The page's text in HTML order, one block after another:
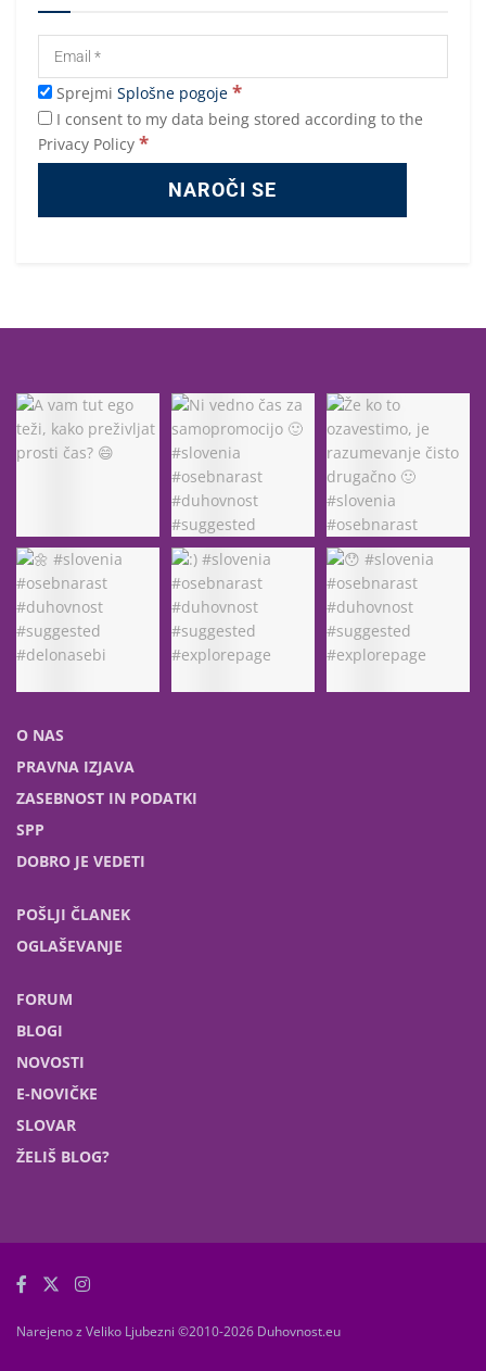
Sprejmi Splošne pogoje *
I consent to my data being stored according to the
Privacy Policy *
O NAS
PRAVNA IZJAVA
ZASEBNOST IN PODATKI
SPP
DOBRO JE VEDETI
POŠLJI ČLANEK
OGLAŠEVANJE
FORUM
BLOGI
NOVOSTI
E-NOVIČKE
SLOVAR
ŽELIŠ BLOG?
Narejeno z Veliko Ljubezni ©2010-2026 Duhovnost.eu